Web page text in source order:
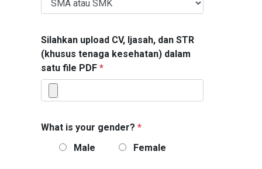
Silahkan upload CV, Ijasah, dan STR
(khusus tenaga kesehatan) dalam
satu file PDF *
What is your gender? *
Male
Female